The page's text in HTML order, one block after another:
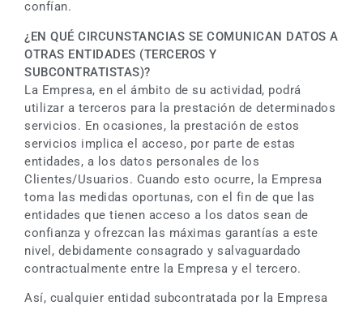
confían.
¿EN QUÉ CIRCUNSTANCIAS SE COMUNICAN DATOS A
OTRAS ENTIDADES (TERCEROS Y
SUBCONTRATISTAS)?
La Empresa, en el ámbito de su actividad, podrá
utilizar a terceros para la prestación de determinados
servicios. En ocasiones, la prestación de estos
servicios implica el acceso, por parte de estas
entidades, a los datos personales de los
Clientes/Usuarios. Cuando esto ocurre, la Empresa
toma las medidas oportunas, con el fin de que las
entidades que tienen acceso a los datos sean de
confianza y ofrezcan las máximas garantías a este
nivel, debidamente consagrado y salvaguardado
contractualmente entre la Empresa y el tercero.
Así, cualquier entidad subcontratada por la Empresa